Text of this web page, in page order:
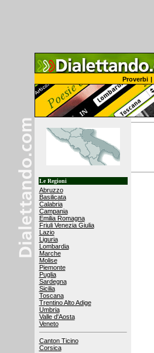
Proverbi |
Le Regioni
Abruzzo
Basilicata
Calabria
Campania
Emilia Romagna
Friuli Venezia Giulia
Lazio
Liguria
Lombardia
Marche
Molise
Piemonte
Puglia
Sardegna
Sicilia
Toscana
Trentino Alto Adige
Umbria
Valle d'Aosta
Veneto
Canton Ticino
Corsica